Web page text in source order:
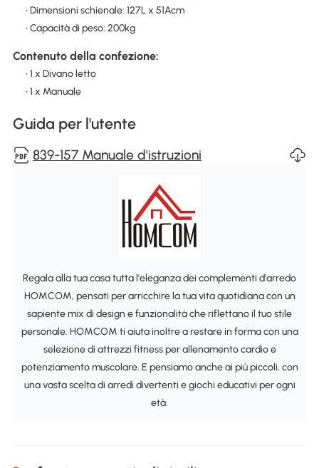
• Dimensioni schienale: 127L x 51Acm
• Capacità di peso: 200kg
Contenuto della confezione:
• 1 x Divano letto
• 1 x Manuale
Guida per l'utente
839-157 Manuale d'istruzioni
Regala alla tua casa tutta l'eleganza dei complementi d'arredo
HOMCOM, pensati per arricchire la tua vita quotidiana con un
sapiente mix di design e funzionalità che riflettano il tuo stile
personale. HOMCOM ti aiuta inoltre a restare in forma con una
selezione di attrezzi fitness per allenamento cardio e
potenziamento muscolare. E pensiamo anche ai più piccoli, con
una vasta scelta di arredi divertenti e giochi educativi per ogni
età.